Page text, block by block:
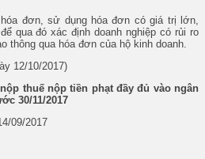
đơn, sử dụng hóa đơn có giá trị lớn,
qua đó xác định doanh nghiệp có rủi ro
thông qua hóa đơn của hộ kinh doanh.
12/10/2017)
thuế nộp tiền phạt đầy đủ vào ngân
30/11/2017
09/2017